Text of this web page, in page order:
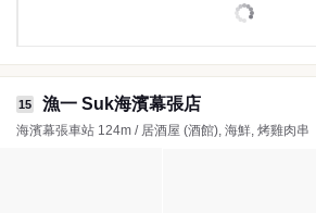
15 漁一 Suk海濱幕張店
海濱幕張車站 124m / 居酒屋 (酒館), 海鮮, 烤雞肉串